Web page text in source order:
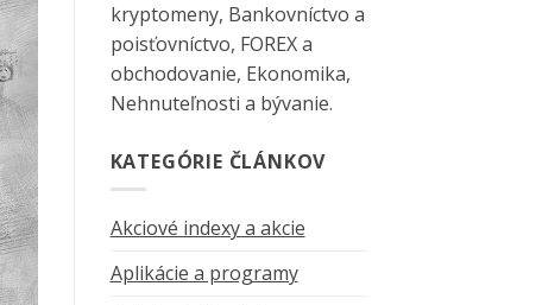
kryptomeny, Bankovníctvo a
poisťovníctvo, FOREX a
obchodovanie, Ekonomika,
Nehnuteľnosti a bývanie.
KATEGÓRIE ČLÁNKOV
Akciové indexy a akcie
Aplikácie a programy